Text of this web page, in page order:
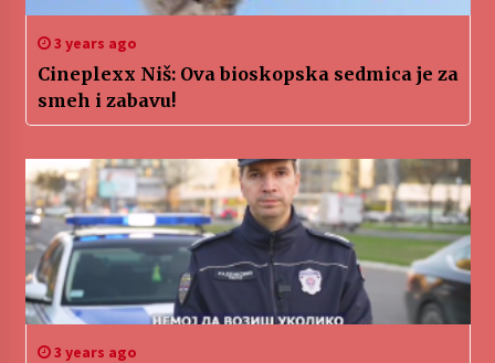
3 years ago
Cineplexx Niš: Ova bioskopska sedmica je za
smeh i zabavu!
3 years ago